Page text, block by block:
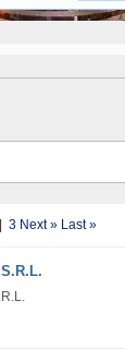
| 3Next »Last »